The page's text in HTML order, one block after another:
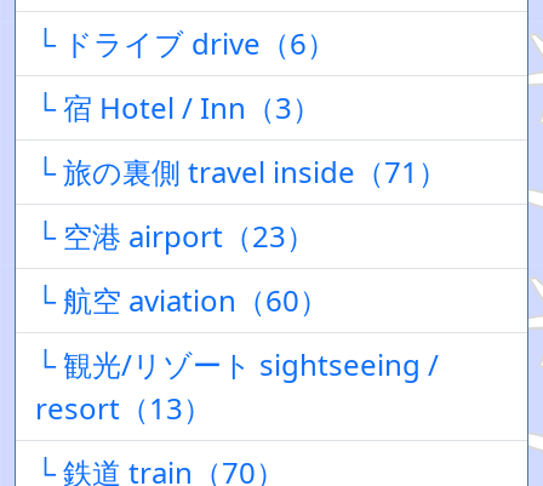
└ ドライブ drive（6）
└ 宿 Hotel / Inn（3）
└ 旅の裏側 travel inside（71）
└ 空港 airport（23）
└ 航空 aviation（60）
└ 観光/リゾート sightseeing /
resort（13）
└ 鉄道 train（70）